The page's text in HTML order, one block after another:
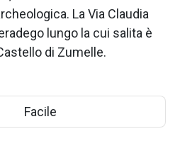
La Via Claudia
lungo la cui salita è
di Zumelle.
Facile